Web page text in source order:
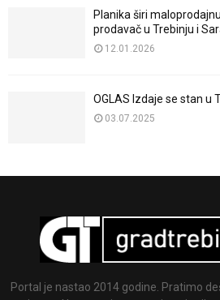
Planika širi
prodavač u Trebinju i
12.01.2026
OGLAS Izdaje se stan u
03.07.2025
Portal je nastao 2014 godine. Pratimo